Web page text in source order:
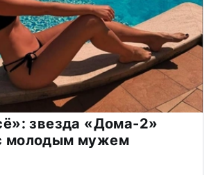
звезда «Дома-2»
молодым мужем